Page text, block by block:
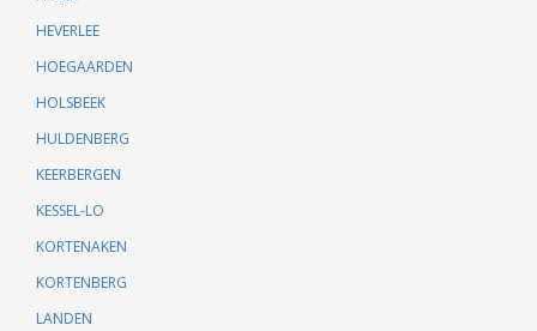
HEVERLEE
HOEGAARDEN
HOLSBEEK
HULDENBERG
KEERBERGEN
KESSEL-LO
KORTENAKEN
KORTENBERG
LANDEN